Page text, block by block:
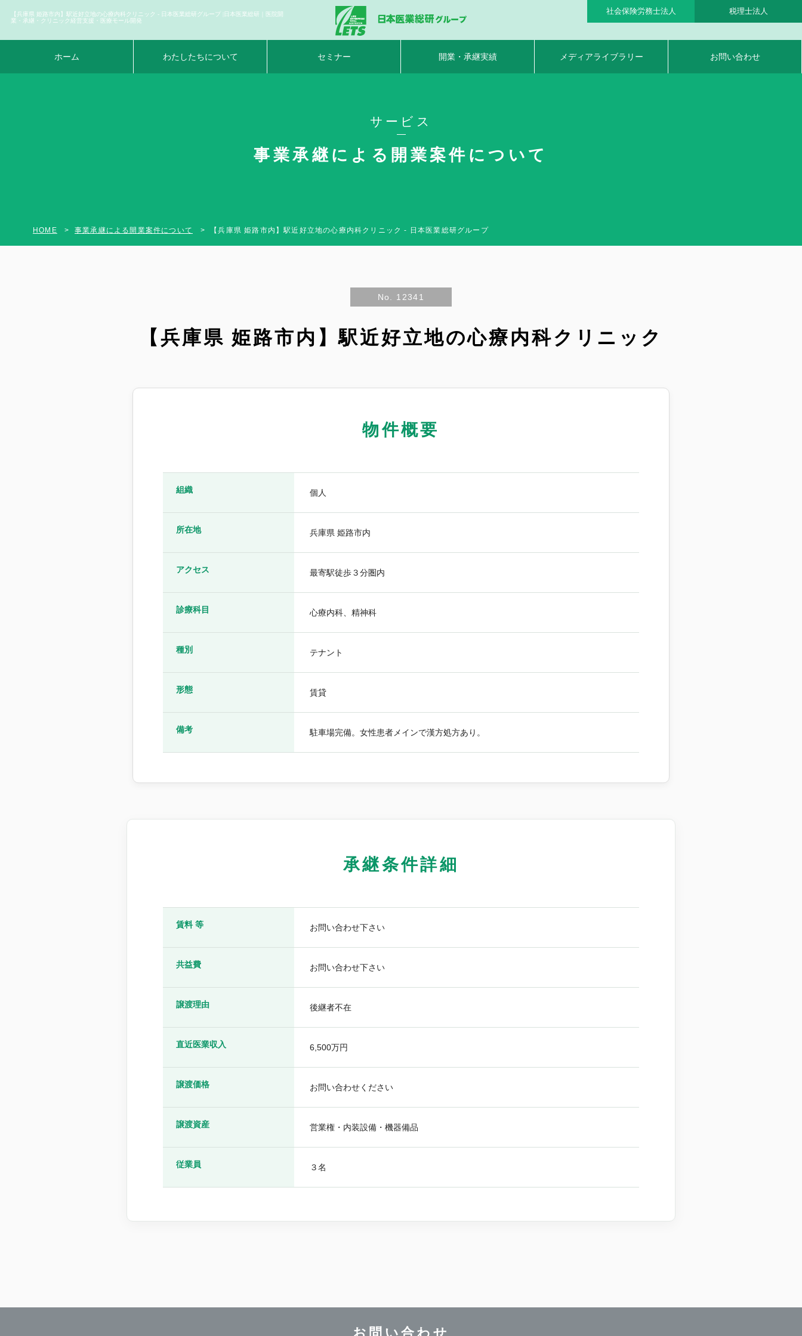
【兵庫県 姫路市内】駅近好立地の心療内科クリニック - 日本医業総研グループ |日本医業総研｜医院開
業・承継・クリニック経営支援・医療モール開発
社会保険労務士法人 税理士法人
ホーム わたしたちについて セミナー 開業・承継実績 メディアライブラリー お問い合わせ
サービス
事業承継による開業案件について
HOME 事業承継による開業案件について 【兵庫県 姫路市内】駅近好立地の心療内科クリニック - 日本医業総研グループ
No. 12341
【兵庫県 姫路市内】駅近好立地の心療内科クリニック
物件概要
組織 個人
所在地 兵庫県 姫路市内
アクセス 最寄駅徒歩３分圏内
診療科目 心療内科、精神科
種別 テナント
形態 賃貸
備考 駐車場完備。女性患者メインで漢方処方あり。
承継条件詳細
賃料 等 お問い合わせ下さい
共益費 お問い合わせ下さい
譲渡理由 後継者不在
直近医業収入 6,500万円
譲渡価格 お問い合わせください
譲渡資産 営業権・内装設備・機器備品
従業員 ３名
お問い合わせ